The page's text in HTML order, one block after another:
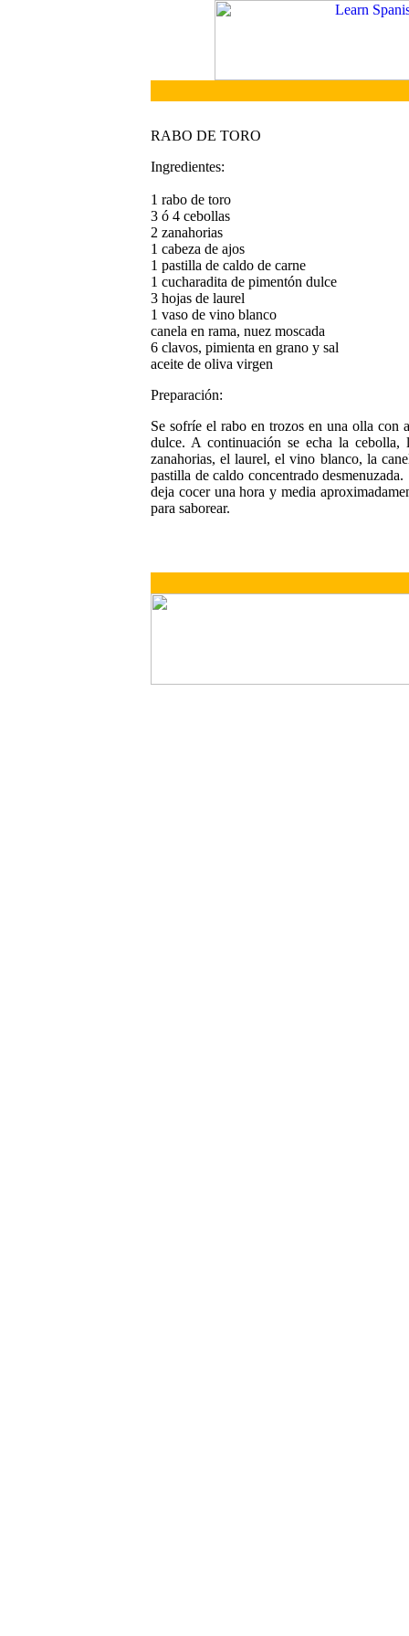
RABO DE TORO
Ingredientes:
1 rabo de toro
3 ó 4 cebollas
2 zanahorias
1 cabeza de ajos
1 pastilla de caldo de carne
1 cucharadita de pimentón dulce
3 hojas de laurel
1 vaso de vino blanco
canela en rama, nuez moscada
6 clavos, pimienta en grano y sal
aceite de oliva virgen
Preparación:
Se sofríe el rabo en trozos en una olla con
dulce. A continuación se echa la cebolla,
zanahorias, el laurel, el vino blanco, la
pastilla de caldo concentrado
deja cocer una hora y media
para saborear.